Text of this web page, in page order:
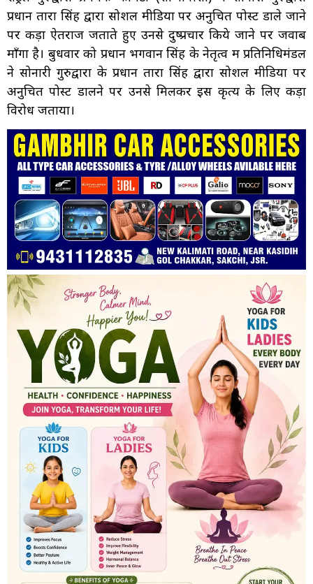
प्रधान तारा सिंह द्वारा सोशल मीडिया पर अनुचित पोस्ट डाले जाने
पर कड़ा ऐतराज जताते हुए उनसे दुष्प्रचार किये जाने पर जवाब
माँगा है। बुधवार को प्रधान भगवान सिंह के नेतृत्व में प्रतिनिधिमंडल
ने सोनारी गुरुद्वारा के प्रधान तारा सिंह द्वारा सोशल मीडिया पर
अनुचित पोस्ट डालने पर उनसे मिलकर इस कृत्य के लिए कड़ा
विरोध जताया।